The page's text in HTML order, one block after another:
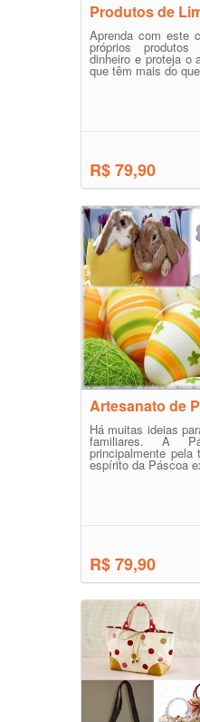
Produtos de
Aprenda com este
próprios
dinheiro e proteja o
que têm mais do
R$ 79,90
Artesanato de
Há muitas ideias
familiares. A
principalmente
espírito da Páscoa
R$ 79,90